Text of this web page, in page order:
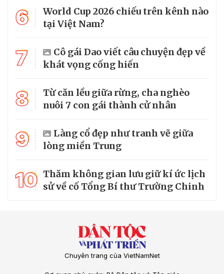
6
World Cup 2026 chiếu trên kênh nào
tại Việt Nam?
7
Cô gái Dao viết câu chuyện đẹp về
khát vọng cống hiến
8
Từ căn lều giữa rừng, cha nghèo
nuôi 7 con gái thành cử nhân
9
Làng cổ đẹp như tranh vẽ giữa
lòng miền Trung
10 Thăm không gian lưu giữ kí ức lịch
sử về cố Tổng Bí thư Trường Chinh
Chuyên trang của VietNamNet